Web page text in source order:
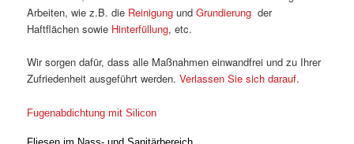
Arbeiten, wie z.B. die Reinigung undGrundierung der
Haftflächen sowie Hinterfüllung, etc.
Wir sorgen dafür, dass alle Maßnahmen einwandfrei und zu Ihrer
Zufriedenheit ausgeführt werden.Verlassen Sie sich darauf.
Fugenabdichtung mit Silicon